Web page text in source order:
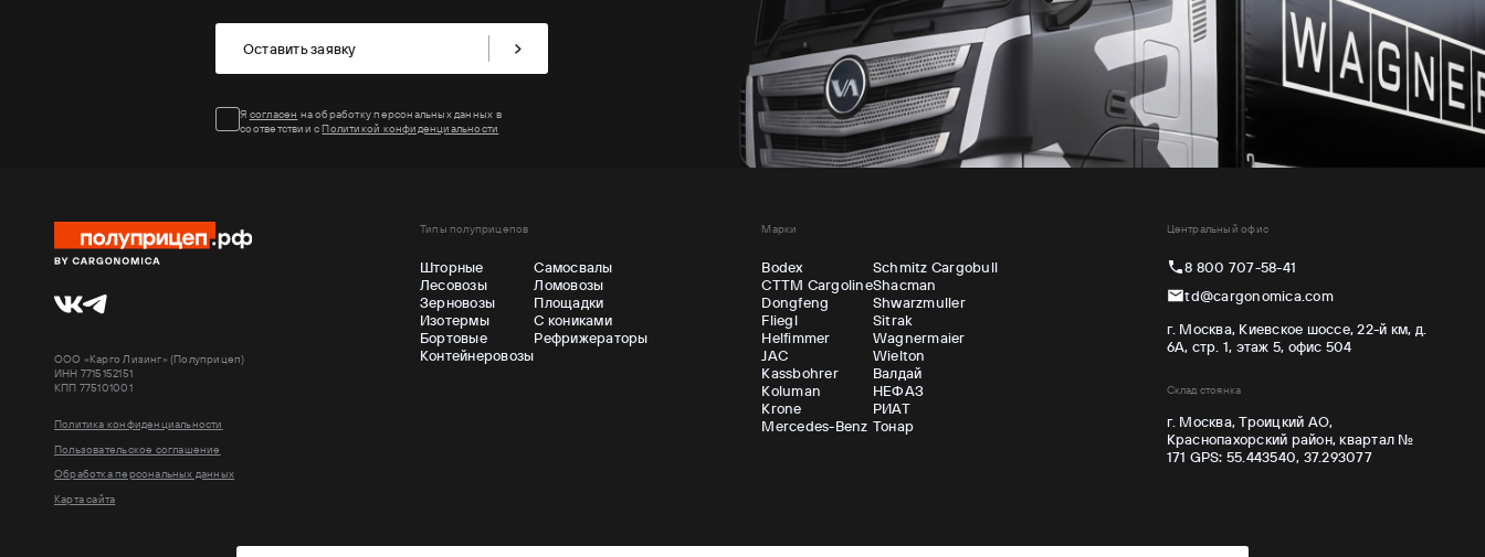
Оставить заявку
Я согласен на обработку персональных данных в
соответствии сПолитикой конфиденциальности
ООО «Карго Лизинг» (Полуприцеп)
ИНН 7715152151
КПП 775101001
Политика конфиденциальности
Пользовательское соглашение
Обработка персональных данных
Карта сайта
Типы полуприцепов
Шторные
Лесовозы
Зерновозы
Изотермы
Бортовые
Контейнеровозы
Самосвалы
Ломовозы
Площадки
С кониками
Рефрижераторы
Марки
Bodex
CTTM Cargoline
Dongfeng
Fliegl
Helfimmer
JAC
Kassbohrer
Koluman
Krone
Mercedes-Benz
Schmitz Cargobull
Shacman
Shwarzmuller
Sitrak
Wagnermaier
Wielton
Валдай
НЕФАЗ
РИАТ
Тонар
Центральный офис
8 800 707-58-41
td@cargonomica.com
г. Москва, Киевское шоссе, 22-й км, д.
6А, стр. 1, этаж 5, офис 504
Склад стоянка
г. Москва, Троицкий АО,
Краснопахорский район, квартал №
171 GPS: 55.443540, 37.293077